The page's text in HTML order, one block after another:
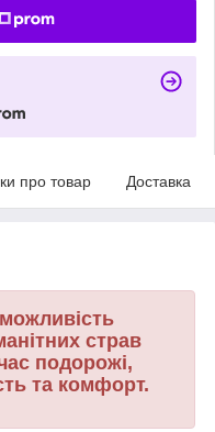
про товар Доставка
страв
подорожі,
та комфорт.